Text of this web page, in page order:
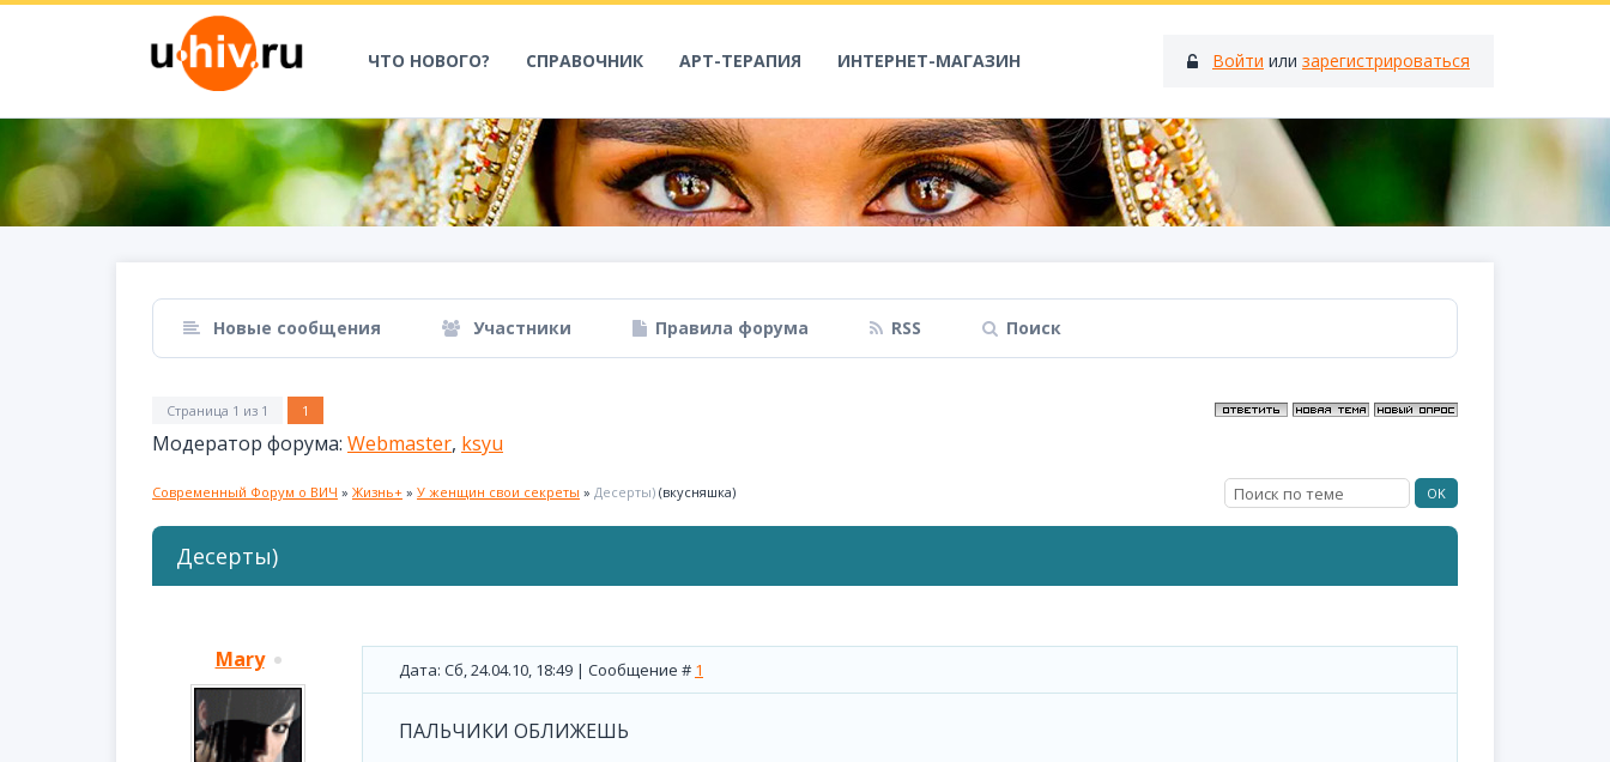
Войти или зарегистрироваться
ЧТО НОВОГО? СПРАВОЧНИК АРТ-ТЕРАПИЯ ИНТЕРНЕТ-МАГАЗИН
Новые сообщения Участники Правила форума RSS Поиск
Страница 1 из 1 1
Модератор форума: Webmaster, ksyu
Современный Форум о ВИЧ » Жизнь+ » У женщин свои секреты » Десерты) (вкусняшка)
Десерты)
Mary Дата: Сб, 24.04.10, 18:49 | Сообщение # 1
ПАЛЬЧИКИ ОБЛИЖЕШЬ